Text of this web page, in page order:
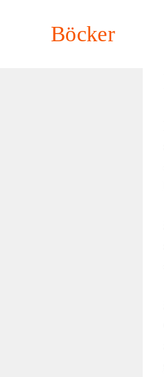
Böcker